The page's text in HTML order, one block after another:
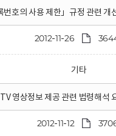
번호의 사용 제한」규정 관련 개
2012-11-26
기타
영상정보 제공 관련 법령해석
2012-11-12